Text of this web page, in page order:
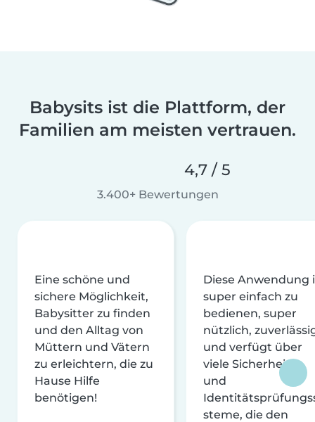
Babysits ist die Plattform, der
Familien am meisten vertrauen.
4,7 / 5
3.400+ Bewertungen
Eine schöne und
sichere Möglichkeit,
Babysitter zu finden
und den Alltag von
Müttern und Vätern
zu erleichtern, die zu
Hause Hilfe
benötigen!
Diese Anwendung
super einfach zu
bedienen, super
nützlich,
und verfügt über
viele Sicherheits-
und
steme, die den